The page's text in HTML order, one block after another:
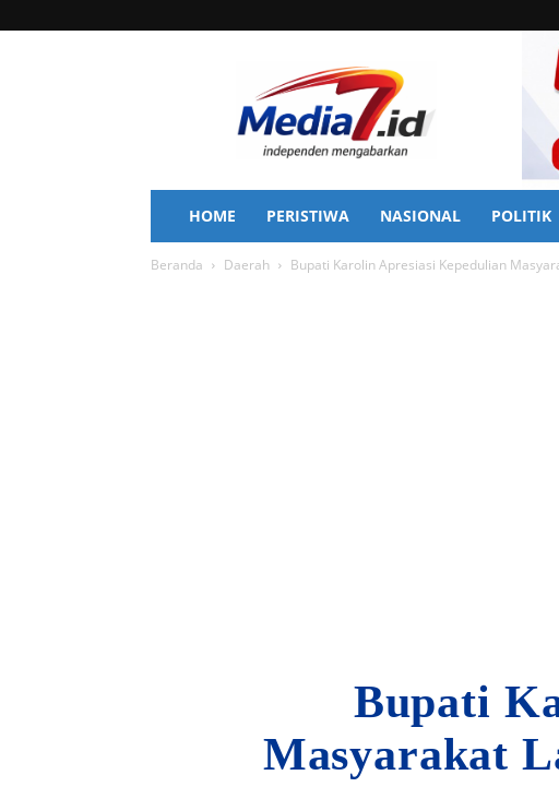
HOME PERISTIWA NASIONAL POLITIK
Beranda Daerah Bupati Karolin Apresiasi Kepedulian
Bupati
Masyarakat